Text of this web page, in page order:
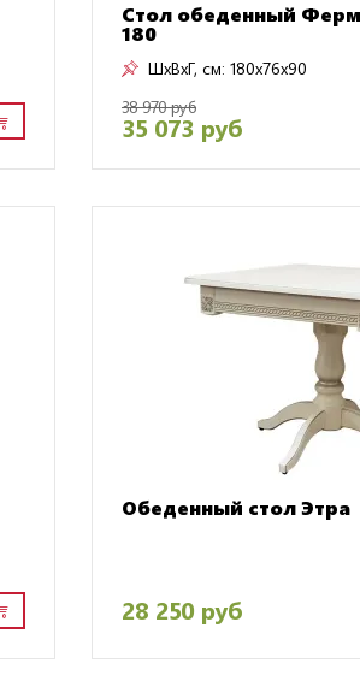
Стол обеденный
180
ШxВxГ, см: 180x76x90
38 970 руб
35 073 руб
Обеденный стол Этра
28 250 руб